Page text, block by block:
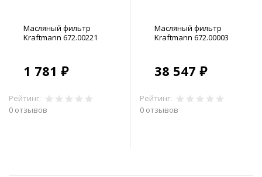
Масляный фильтр
Kraftmann 672.00221
1 781 ₽
Рейтинг:
0 отзывов
Масляный фильтр
Kraftmann 672.00003
38 547 ₽
Рейтинг:
0 отзывов